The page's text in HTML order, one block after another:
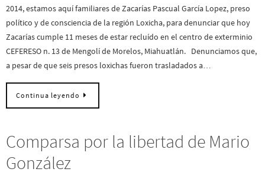
2014, estamos aquí familiares de Zacarías Pascual García Lopez, preso
político y de consciencia de la región Loxicha, para denunciar que hoy
Zacarías cumple 11 meses de estar recluído en el centro de exterminio
CEFERESO n. 13 de Mengolí de Morelos, Miahuatlán. Denunciamos que,
a pesar de que seis presos loxichas fueron trasladados a…
Continua leyendo
Comparsa por la libertad de Mario
González